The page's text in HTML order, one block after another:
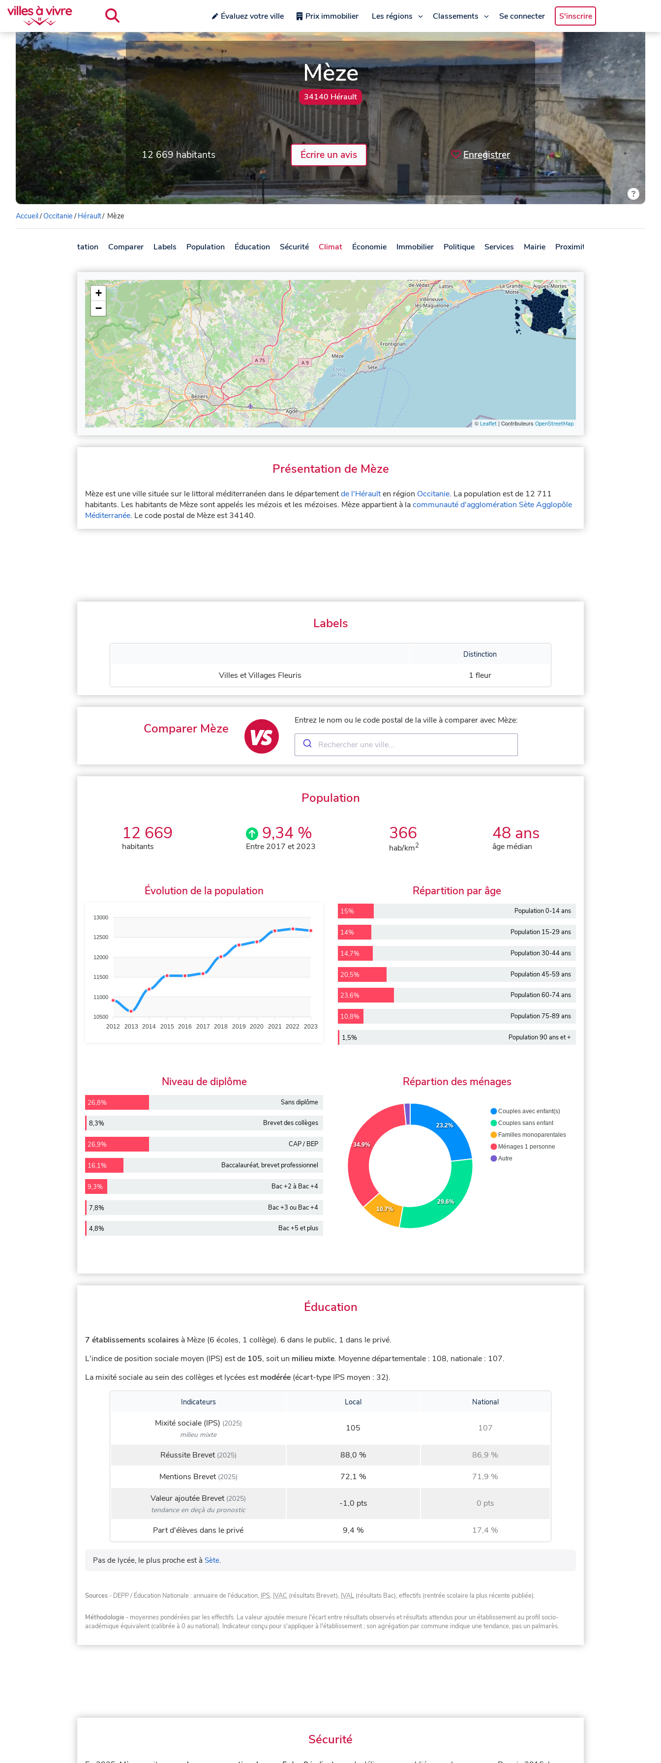
Évaluez votre ville Prix immobilier Les régions Classements Se connecter S'inscrire
Mèze
34140 Hérault
12 669 habitants Écrire un avis Enregistrer
Accueil/Occitanie/ Hérault/ Mèze
Présentation Comparer Labels Population Éducation Sécurité Climat Économie Immobilier Politique Services Mairie Proximité
+
−
© Leaflet | Contributeurs OpenStreetMap
Présentation de Mèze
Mèze est une ville située sur le littoral méditerranéen dans le départementde l'Héraulten région Occitanie. La population est de 12 711
habitants. Les habitants de Mèze sont appelés les mézois et les mézoises. Mèze appartient à lacommunauté d'agglomération Sète Agglopôle
Méditerranée. Le code postal de Mèze est 34140.
Labels
Distinction
Villes et Villages Fleuris 1 fleur
Comparer Mèze
Entrez le nom ou le code postal de la ville à comparer avec Mèze:
Population
12 669
habitants
9,34 %
Entre 2017 et 2023
366
hab/km2
48 ans
âge médian
Évolution de la population
13000
12500
12000
11500
11000
10500
2012 2013 2014 2015 2016 2017 2018 2019 2020 2021 2022 2023
Répartition par âge
15% Population 0-14 ans
14% Population 15-29 ans
14,7% Population 30-44 ans
20,5% Population 45-59 ans
23,6% Population 60-74 ans
10,8% Population 75-89 ans
1,5% Population 90 ans et +
Niveau de diplôme
26,8% Sans diplôme
8,3% Brevet des collèges
26,9% CAP / BEP
16,1% Baccalauréat, brevet professionnel
9,3% Bac +2 à Bac +4
7,8% Bac +3 ou Bac +4
4,8% Bac +5 et plus
Répartion des ménages
23.2%
29.6%
10.7%
34.9%
Couples avec enfant(s)
Couples sans enfant
Familles monoparentales
Ménages 1 personne
Autre
Éducation
7 établissements scolaires à Mèze (6 écoles, 1 collège). 6 dans le public, 1 dans le privé.
L'indice de position sociale moyen (IPS) est de 105, soit un milieu mixte. Moyenne départementale : 108, nationale : 107.
La mixité sociale au sein des collèges et lycées estmodérée (écart-type IPS moyen : 32).
Indicateurs Local National
Mixité sociale (IPS) (2025)
milieu mixte
105 107
Réussite Brevet(2025) 88,0 %
86,9 %
Mentions Brevet(2025) 72,1 %
71,9 %
Valeur ajoutée Brevet(2025)
tendance en deçà du pronostic
-1,0 pts 0 pts
Part d'élèves dans le privé 9,4 % 17,4 %
Pas de lycée, le plus proche est à Sète.
Sources - DEPP / Éducation Nationale : annuaire de l'éducation, IPS, IVAC (résultats Brevet), IVAL (résultats Bac), effectifs (rentrée scolaire la plus récente publiée).
Méthodologie - moyennes pondérées par les effectifs. La valeur ajoutée mesure l'écart entre résultats observés et résultats attendus pour un établissement au profil socio-
académique équivalent (calibrée à 0 au national). Indicateur conçu pour s'appliquer à l'établissement ; son agrégation par commune indique une tendance, pas un palmarès.
Sécurité